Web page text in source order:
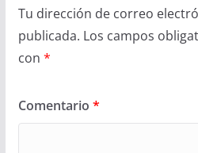
Tu dirección de correo
publicada. Los campos
con *
Comentario *